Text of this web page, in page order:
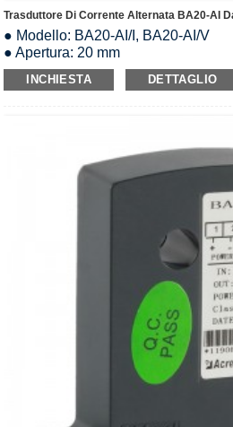
Trasduttore Di Corrente Alternata BA20-AI
● Modello: BA20-AI/I, BA20-AI/V
● Apertura: 20 mm
● Ingresso: AC0-(8-50)A
● Uscita analogica: CC 0-5 V/1-5 V/
INCHIESTA DETTAGLIO